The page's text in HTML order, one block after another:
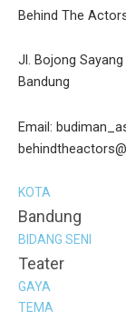
Behind The
Jl. Bojong
Bandung
Email:
KOTA
Bandung
BIDANG SENI
Teater
GAYA
TEMA